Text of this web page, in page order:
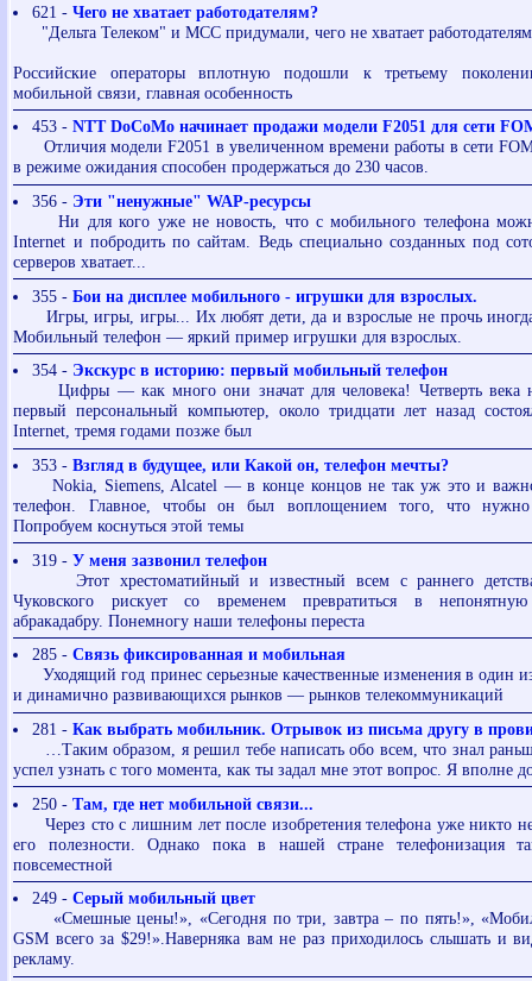
621 - Чего не хватает работодателям?
"Дельта Телеком" и МСС придумали, чего не хватает работодателям
Российские операторы вплотную подошли к третьему
мобильной связи, главная особенность
453 - NTT DoCoMo начинает продажи модели F2051 для сети
Отличия модели F2051 в увеличенном времени работы в сети
в режиме ожидания способен продержаться до 230 часов.
356 - Эти "ненужные" WAP-ресурсы
Ни для кого уже не новость, что с мобильного телефона
Internet и побродить по сайтам. Ведь специально созданных под
серверов хватает...
355 - Бои на дисплее мобильного - игрушки для взрослых.
Игры, игры, игры... Их любят дети, да и взрослые не прочь иногда
Мобильный телефон — яркий пример игрушки для взрослых.
354 - Экскурс в историю: первый мобильный телефон
Цифры — как много они значат для человека! Четверть века
первый персональный компьютер, около тридцати лет назад
Internet, тремя годами позже был
353 - Взгляд в будущее, или Какой он, телефон мечты?
Nokia, Siemens, Alcatel — в конце концов не так уж это и
телефон. Главное, чтобы он был воплощением того, что
Попробуем коснуться этой темы
319 - У меня зазвонил телефон
Этот хрестоматийный и известный всем с раннего
Чуковского рискует со временем превратиться в
абракадабру. Понемногу наши телефоны переста
285 - Связь фиксированная и мобильная
Уходящий год принес серьезные качественные изменения в один
и динамично развивающихся рынков — рынков телекоммуникаций
281 - Как выбрать мобильник. Отрывок из письма другу в
…Таким образом, я решил тебе написать обо всем, что знал
успел узнать с того момента, как ты задал мне этот вопрос. Я вполне
250 - Там, где нет мобильной связи...
Через сто с лишним лет после изобретения телефона уже никто не
его полезности. Однако пока в нашей стране телефонизация
повсеместной
249 - Cерый мобильный цвет
«Смешные цены!», «Сегодня по три, завтра – по пять!»,
GSM всего за $29!».Наверняка вам не раз приходилось слышать и
рекламу.